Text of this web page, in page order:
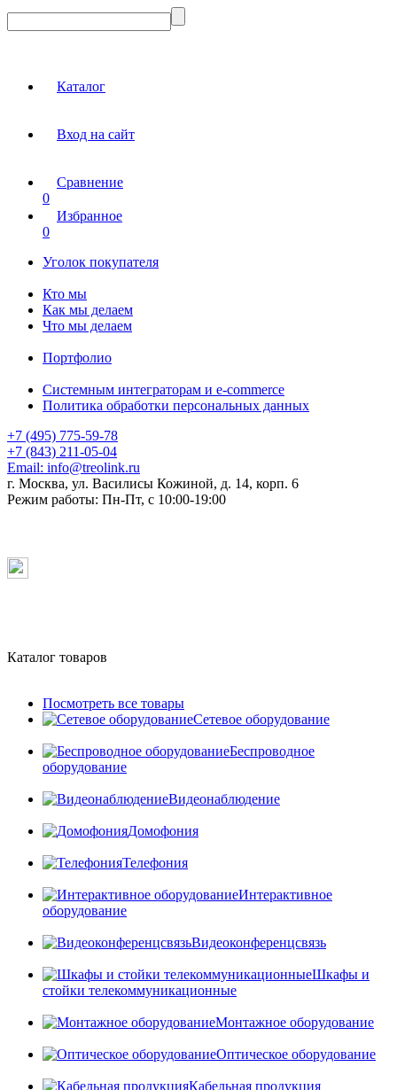
Каталог
Вход на сайт
Сравнение
0
Избранное
0
Уголок покупателя
Кто мы
Как мы делаем
Что мы делаем
Портфолио
Системным интеграторам и e-commerce
Политика обработки персональных данных
+7 (495) 775-59-78
+7 (843) 211-05-04
Email: info@treolink.ru
г. Москва, ул. Василисы Кожиной, д. 14, корп. 6
Режим работы: Пн-Пт, с 10:00-19:00
Каталог товаров
Посмотреть все товары
Сетевое оборудование
Беспроводное
оборудование
Видеонаблюдение
Домофония
Телефония
Интерактивное
оборудование
Видеоконференцсвязь
Шкафы и
стойки телекоммуникационные
Монтажное оборудование
Оптическое оборудование
Кабельная продукция